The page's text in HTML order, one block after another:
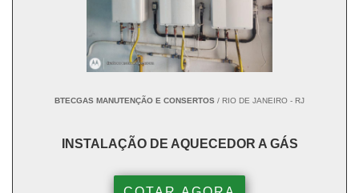
BTECGAS MANUTENÇÃO E CONSERTOS / RIO DE JANEIRO - RJ
INSTALAÇÃO DE AQUECEDOR A GÁS